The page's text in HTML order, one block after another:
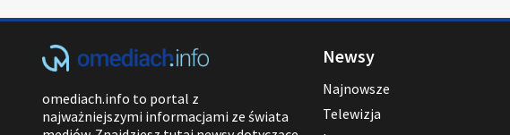
omediach.info to portal z
najważniejszymi informacjami ze świata
Newsy
Najnowsze
Telewizja